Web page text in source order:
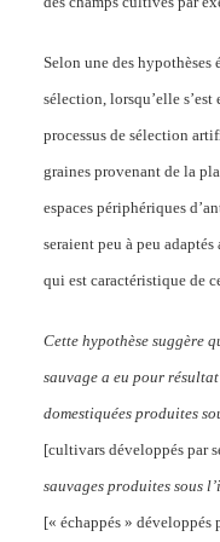
Selon une des hypothèses
sélection, lorsqu’elle
processus de sélection
graines provenant de la
espaces périphériques
seraient peu à peu
qui est caractéristique de
Cette hypothèse suggère
sauvage a eu pour
domestiquées produites
[cultivars développés par
sauvages produites sous
[« échappés »